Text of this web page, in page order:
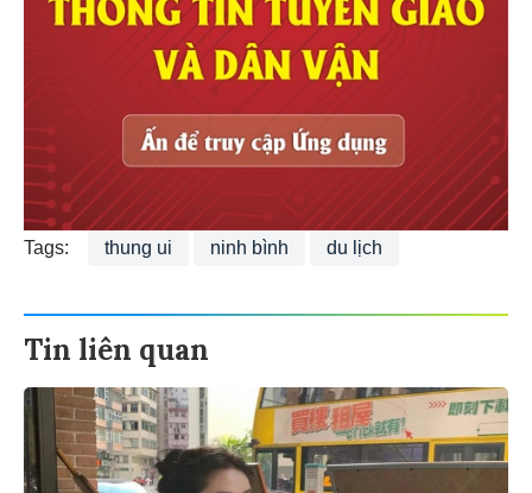
Tags: thung ui ninh bình du lịch
Tin liên quan